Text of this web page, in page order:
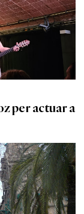
per actuar a